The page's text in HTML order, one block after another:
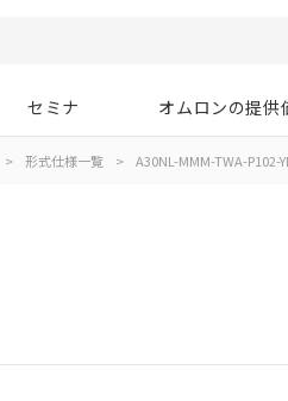
セミナ オムロンの提供
> 形式仕様一覧 > A30NL-MMM-TWA-P102-